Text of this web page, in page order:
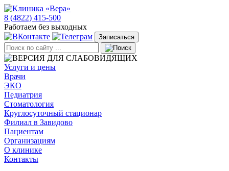
8 (4822) 415-500
Работаем без выходных
Записаться
Услуги и цены
Врачи
ЭКО
Педиатрия
Стоматология
Круглосуточный стационар
Филиал в Завидово
Пациентам
Организациям
О клинике
Контакты